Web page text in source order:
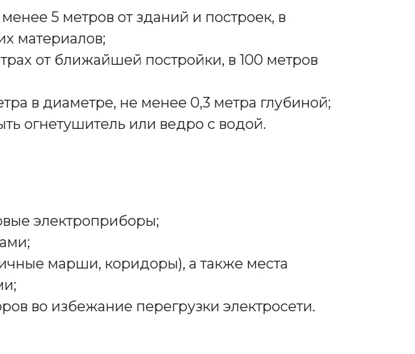
5 метров от зданий и построек, в
материалов;
от ближайшей постройки, в 100 метров
в диаметре, не менее 0,3 метра глубиной;
огнетушитель или ведро с водой.
электроприборы;
марши, коридоры), а также места
во избежание перегрузки электросети.